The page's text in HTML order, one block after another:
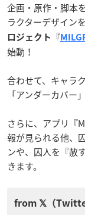
企画・原作・脚本
ラクターデザイン
ロジェクト『
始動！
合わせて、キャラ
「アンダーカバー
さらに、アプリ『
報が見られる他、
ンや、囚人を『赦
きます。